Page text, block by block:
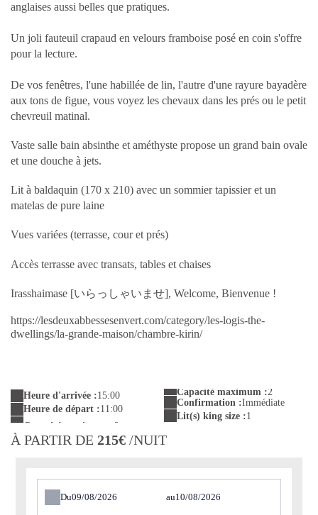
anglaises aussi belles que pratiques.
Un joli fauteuil crapaud en velours framboise posé en coin s'offre
pour la lecture.
De vos fenêtres, l'une habillée de lin, l'autre d'une rayure bayadère
aux tons de figue, vous voyez les chevaux dans les prés ou le petit
chevreuil matinal.
Vaste salle bain absinthe et améthyste propose un grand bain ovale
et une douche à jets.
Lit à baldaquin (170 x 210) avec un sommier tapissier et un
matelas de pure laine
Vues variées (terrasse, cour et prés)
Accès terrasse avec transats, tables et chaises
Irasshaimase [いらっしゃいませ], Welcome, Bienvenue !
https://lesdeuxabbessesenvert.com/category/les-logis-the-
dwellings/la-grande-maison/chambre-kirin/
Heure d'arrivée :15:00
Heure de départ :11:00
Capacité maximum :2
Confirmation :Immédiate
Lit(s) king size :1
À PARTIR DE 215€ /NUIT
Du au